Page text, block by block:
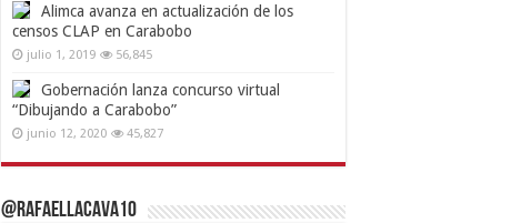
Alimca avanza en actualización de los
censos CLAP en Carabobo
julio 1, 2019 56,845
Gobernación lanza concurso virtual
“Dibujando a Carabobo”
junio 12, 2020 45,827
@RafaelLacava10